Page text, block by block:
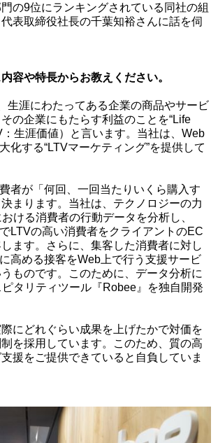
の9位にランキングされている同社の組
表取締役社長の千葉知裕さんに話を伺
容や特長からお教えください。
生涯にわたってある企業の商品やサービ
の企業にもたらす利益のことを“Life
：生涯価値）と言います。当社は、Web
化する“LTVマーケティング”を提供して
者が「何回、一回当たりいくら購入す
まります。当社は、テクノロジーの力
ける消費者の行動データを分析し、
LTVの高い消費者をクライアントのEC
ます。さらに、集客した消費者に対し
高める接客をWeb上で行う支援サービ
ものです。このために、データ分析に
タリティツール『Robee』を独自開発
にどれぐらい成果を上げたかで対価を
を採用しています。このため、質の高
援をご提供できていると自負していま